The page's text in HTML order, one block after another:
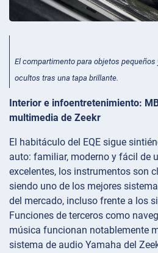
El compartimento para objetos
ocultos tras una tapa brillante.
Interior e infoentretenimiento:
multimedia de Zeekr
El habitáculo del EQE sigue
auto: familiar, moderno y fácil de
excelentes, los instrumentos son
siendo uno de los mejores
del mercado, incluso frente a los
Funciones de terceros como
música funcionan notablemente
sistema de audio Yamaha del